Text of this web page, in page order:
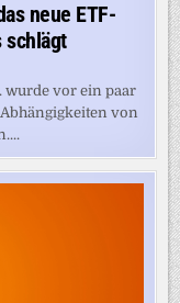
neue ETF-
schlägt
wurde vor ein paar
von